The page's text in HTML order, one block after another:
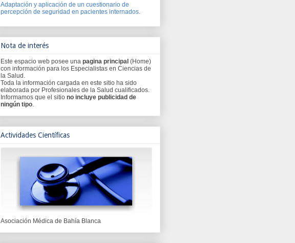
Adaptación y aplicación de un cuestionario de
percepción de seguridad en pacientes internados.
Nota de interés
Este espacio web posee una pagina principal (Home)
con información para los Especialistas en Ciencias de
la Salud.
Toda la información cargada en este sitio ha sido
elaborada por Profesionales de la Salud cualificados.
Informamos que el sitio no incluye publicidad de
ningún tipo.
Actividades Científicas
Asociación Médica de Bahía Blanca